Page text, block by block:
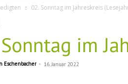
02. Sonntag im Jahreskreis
im
Eschenbacher - 16. Januar 2022